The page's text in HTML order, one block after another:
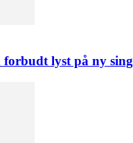
lyst på ny